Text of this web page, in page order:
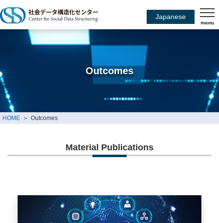
Japanese
Outcomes
HOME Outcomes
Material Publications